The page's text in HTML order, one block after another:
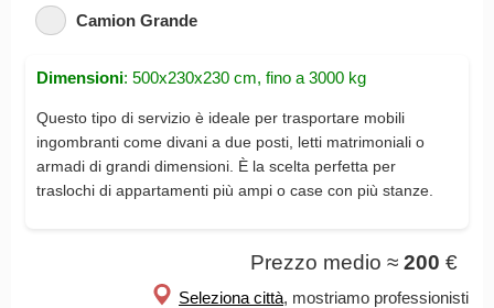
Camion Grande
Dimensioni: 500x230x230 cm, fino a 3000 kg
Questo tipo di servizio è ideale per trasportare mobili
ingombranti come divani a due posti, letti matrimoniali o
armadi di grandi dimensioni. È la scelta perfetta per
traslochi di appartamenti più ampi o case con più stanze.
Prezzo medio ≈ 200 €
Seleziona città, mostriamo professionisti